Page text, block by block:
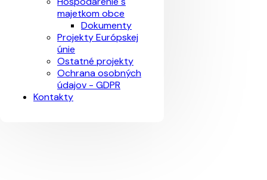
majetkom obce
Dokumenty
Projekty Európskej
únie
Ostatné projekty
Ochrana osobných
údajov - GDPR
Kontakty